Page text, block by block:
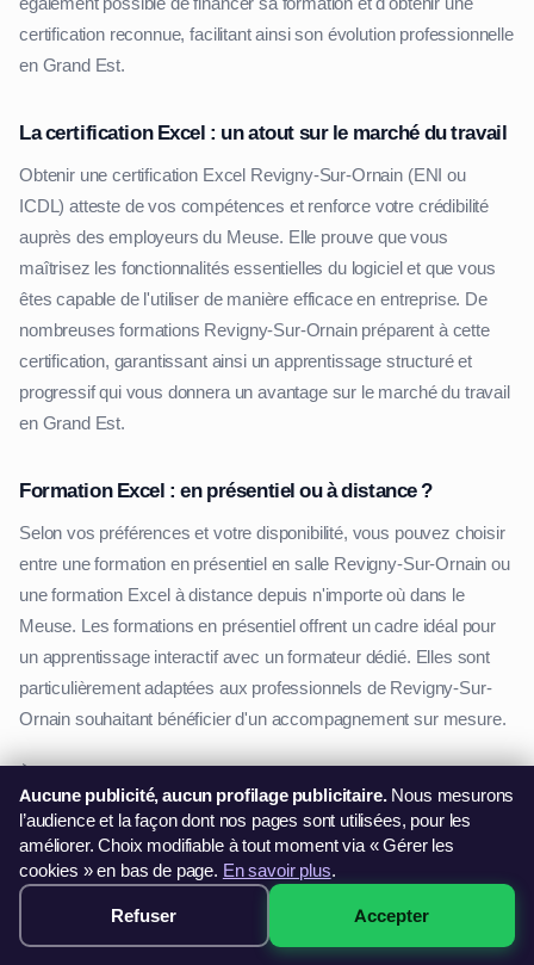
certification reconnue, facilitant ainsi son évolution professionnelle
en Grand Est.
La certification Excel : un atout sur le marché du travail
Obtenir une certification Excel Revigny-Sur-Ornain (ENI ou
ICDL) atteste de vos compétences et renforce votre crédibilité
auprès des employeurs du Meuse. Elle prouve que vous
maîtrisez les fonctionnalités essentielles du logiciel et que vous
êtes capable de l'utiliser de manière efficace en entreprise. De
nombreuses formations Revigny-Sur-Ornain préparent à cette
certification, garantissant ainsi un apprentissage structuré et
progressif qui vous donnera un avantage sur le marché du travail
en Grand Est.
Formation Excel : en présentiel ou à distance ?
Selon vos préférences et votre disponibilité, vous pouvez choisir
entre une formation en présentiel en salle Revigny-Sur-Ornain ou
une formation Excel à distance depuis n'importe où dans le
Meuse. Les formations en présentiel offrent un cadre idéal pour
un apprentissage interactif avec un formateur dédié. Elles sont
particulièrement adaptées aux professionnels de Revigny-Sur-
Ornain souhaitant bénéficier d'un accompagnement sur mesure.
former à son rythme, où que l'on soit dans le Meuse. C'est une
option idéale pour les personnes ayant un emploi du temps
chargé ou préférant un apprentissage autonome. Avec des
supports pédagogiques variés (vidéos, exercices pratiques, quiz
interactifs), ces formations garantissent une montée en
299€ · Voir les sessions →
Aucune publicité, aucun profilage publicitaire.Nous mesurons
l’audience et la façon dont nos pages sont utilisées, pour les
améliorer. Choix modifiable à tout moment via « Gérer les
cookies » en bas de page. En savoir plus.
Refuser Accepter